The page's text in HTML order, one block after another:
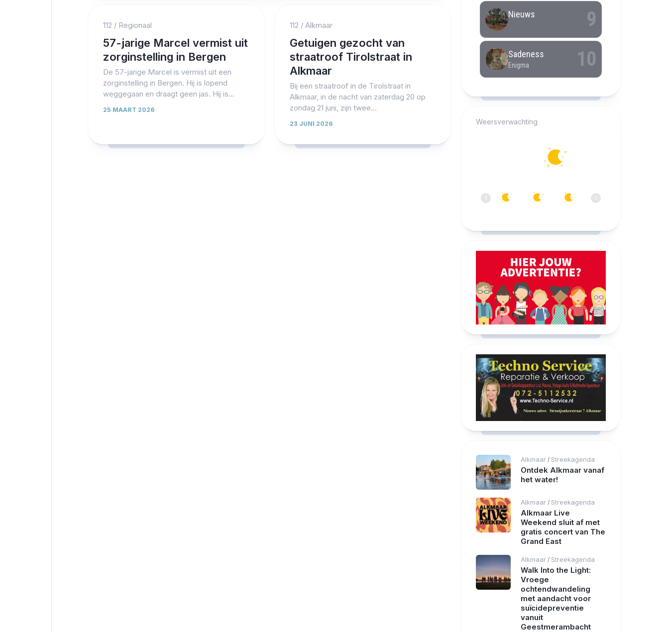
112 / Regionaal
57-jarige Marcel vermist uit
zorginstelling in Bergen
De 57-jarige Marcel is vermist uit een
zorginstelling in Bergen. Hij is lopend
weggegaan en draagt geen jas. Hij is...
25 MAART 2026
112 / Alkmaar
Getuigen gezocht van
straatroof Tirolstraat in
Alkmaar
Bij een straatroof in de Tirolstraat in
Alkmaar, in de nacht van zaterdag 20 op
zondag 21 juni, zijn twee...
23 JUNI 2026
Weersverwachting
‹ ›
Alkmaar / Streekagenda
Ontdek Alkmaar vanaf
het water!
Alkmaar / Streekagenda
Alkmaar Live
Weekend sluit af met
gratis concert van The
Grand East
Alkmaar / Streekagenda
Walk Into the Light:
Vroege
ochtendwandeling
met aandacht voor
suïcidepreventie
vanuit
Geestmerambacht